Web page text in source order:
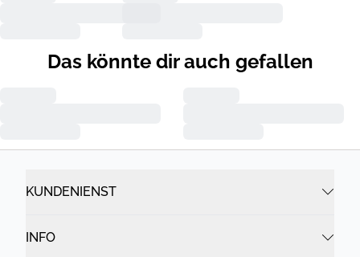
Das könnte dir auch gefallen
KUNDENIENST
INFO